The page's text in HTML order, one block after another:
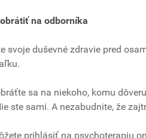
na odborníka
svoje duševné zdravie pred
sa na niekoho, komu
ste sami. A nezabudnite, že
prihlásiť na psychoterapiu